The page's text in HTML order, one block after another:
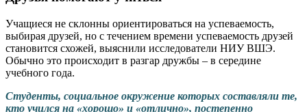
Учащиеся не склонны ориентироваться на успеваемость,
выбирая друзей, но с течением времени успеваемость друзей
становится схожей, выяснили исследователи НИУ ВШЭ.
Обычно это происходит в разгар дружбы – в середине
учебного года.
Студенты, социальное окружение которых составляли те,
кто учился на «хорошо» и «отлично», постепенно